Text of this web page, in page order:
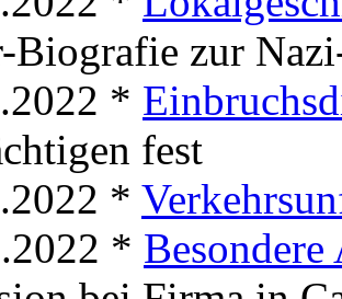
Biografie zur
*
fest
*
*